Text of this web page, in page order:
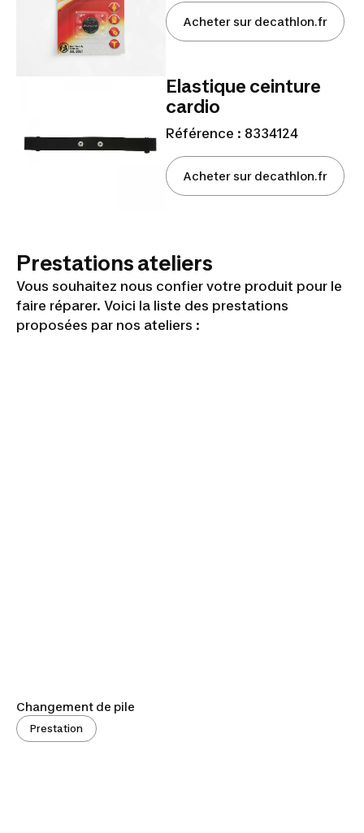
Acheter sur decathlon.fr
Elastique ceinture
cardio
Référence : 8334124
Acheter sur decathlon.fr
Prestations ateliers
Vous souhaitez nous confier votre produit pour le
faire réparer. Voici la liste des prestations
proposées par nos ateliers :
Changement de pile
Prestation